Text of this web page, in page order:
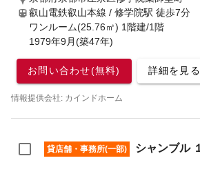
叡山電鉄叡山本線 / 修学院駅 徒歩7分
ワンルーム(25.76㎡) 1階建/1階
1979年9月(築47年)
お問い合わせ(無料) 詳細を見る
情報提供会社: カインドホーム
貸店舗・事務所(一部) シャンブル